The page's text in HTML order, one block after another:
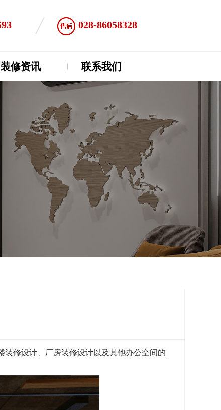
028-86058328
装修资讯 联系我们
修设计、厂房装修设计以及其他办公空间的